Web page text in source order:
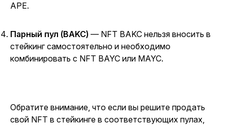
APE.
Парный пул (BAKC) — NFT BAKC нельзя вносить в
стейкинг самостоятельно и необходимо
комбинировать с NFT BAYC или MAYC.
Обратите внимание, что если вы решите продать
свой NFT в стейкинге в соответствующих пулах,